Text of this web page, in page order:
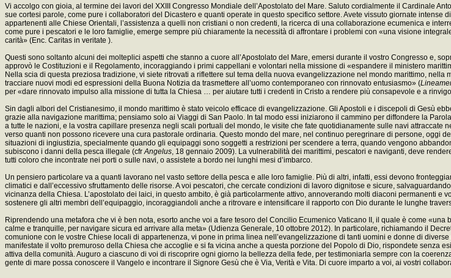
Vi accolgo con gioia, al termine dei lavori del XXIII Congresso Mondiale dell’Apostolato del Mare. Saluto cordialmente il Cardinale
sue cortesi parole, come pure i collaboratori del Dicastero e quanti operate in questo specifico settore. Avete vissuto giornate
appartenenti alle Chiese Orientali, l’assistenza a quelli non cristiani o non credenti, la ricerca di una collaborazione ecumenica e
come pure i pescatori e le loro famiglie, emerge sempre più chiaramente la necessità di affrontare i problemi con «una visione
carità» (Enc. Caritas in veritate ).
Questi sono soltanto alcuni dei molteplici aspetti che stanno a cuore all’Apostolato del Mare, emersi durante il vostro Congresso e,
approvò le Costituzioni e il Regolamento, incoraggiando i primi cappellani e volontari nella missione di «espandere il ministero
Nella scia di questa preziosa tradizione, vi siete ritrovati a riflettere sul tema della nuova evangelizzazione nel mondo marittimo,
tracciare nuovi modi ed espressioni della Buona Notizia da trasmettere all’uomo contemporaneo con rinnovato entusiasmo» (
per «dare rinnovato impulso alla missione di tutta la Chiesa … per aiutare tutti i credenti in Cristo a rendere più consapevole e a
Sin dagli albori del Cristianesimo, il mondo marittimo è stato veicolo efficace di evangelizzazione. Gli Apostoli e i discepoli di Gesù
grazie alla navigazione marittima; pensiamo solo ai Viaggi di San Paolo. In tal modo essi iniziarono il cammino per diffondere la
a tutte le nazioni, e la vostra capillare presenza negli scali portuali del mondo, le visite che fate quotidianamente sulle navi
verso quanti non possono ricevere una cura pastorale ordinaria. Questo mondo del mare, nel continuo peregrinare di persone, oggi
situazioni di ingiustizia, specialmente quando gli equipaggi sono soggetti a restrizioni per scendere a terra, quando vengono
subiscono i danni della pesca illegale (cfr Angelus , 18 gennaio 2009). La vulnerabilità dei marittimi, pescatori e naviganti, deve
tutti coloro che incontrate nei porti o sulle navi, o assistete a bordo nei lunghi mesi d’imbarco.
Un pensiero particolare va a quanti lavorano nel vasto settore della pesca e alle loro famiglie. Più di altri, infatti, essi devono
climatici e dall’eccessivo sfruttamento delle risorse. A voi pescatori, che cercate condizioni di lavoro dignitose e sicure,
vicinanza della Chiesa. L’apostolato dei laici, in questo ambito, è già particolarmente attivo, annoverando molti diaconi permanenti e
sostenere gli altri membri dell’equipaggio, incoraggiandoli anche a ritrovare e intensificare il rapporto con Dio durante le lunghe
Riprendendo una metafora che vi è ben nota, esorto anche voi a fare tesoro del Concilio Ecumenico Vaticano II, il quale è come
calme e tranquille, per navigare sicura ed arrivare alla meta» (Udienza Generale, 10 ottobre 2012). In particolare, richiamando il
comunione con le vostre Chiese locali di appartenenza, vi pone in prima linea nell’evangelizzazione di tanti uomini e donne di
manifestate il volto premuroso della Chiesa che accoglie e si fa vicina anche a questa porzione del Popolo di Dio, rispondete senza
attiva della comunità. Auguro a ciascuno di voi di riscoprire ogni giorno la bellezza della fede, per testimoniarla sempre con la
gente di mare possa conoscere il Vangelo e incontrare il Signore Gesù che è Via, Verità e Vita. Di cuore imparto a voi, ai vostri